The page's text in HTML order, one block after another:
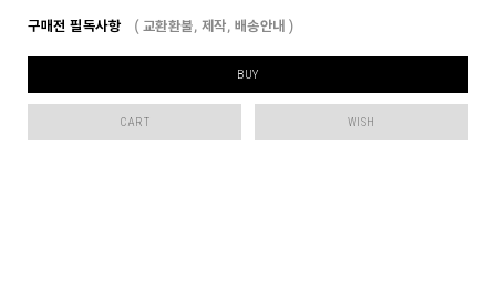
구매전 필독사항 ( 교환환불, 제작, 배송안내 )
BUY
CART WISH